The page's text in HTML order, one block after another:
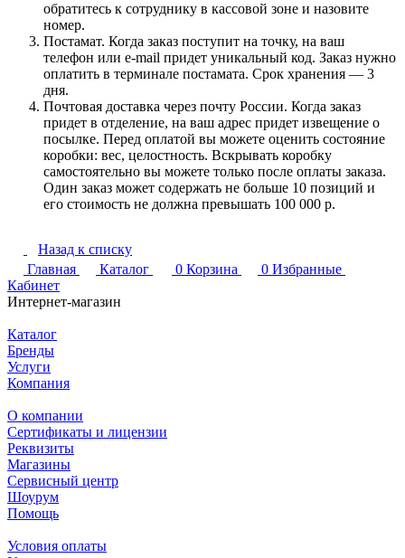
обратитесь к сотруднику в кассовой зоне и назовите
номер.
Постамат. Когда заказ поступит на точку, на ваш
телефон или e-mail придет уникальный код. Заказ нужно
оплатить в терминале постамата. Срок хранения — 3
дня.
Почтовая доставка через почту России. Когда заказ
придет в отделение, на ваш адрес придет извещение о
посылке. Перед оплатой вы можете оценить состояние
коробки: вес, целостность. Вскрывать коробку
самостоятельно вы можете только после оплаты заказа.
Один заказ может содержать не больше 10 позиций и
его стоимость не должна превышать 100 000 р.
Назад к списку
Главная
Каталог 0 Корзина 0 Избранные
Кабинет
Интернет-магазин
Каталог
Бренды
Услуги
Компания
О компании
Сертификаты и лицензии
Реквизиты
Магазины
Сервисный центр
Шоурум
Помощь
Условия оплаты